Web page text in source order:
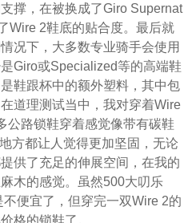
撑，在被换成了Giro Supernat
Wire 2鞋底的贴合度。最后就
况下，大多数专业骑手会使用
Giro或Specialized等的高端鞋
鞋跟杯中的额外塑料，其中包
道理测试当中，我对穿着Wire
公路锁鞋穿着感觉像带有碳鞋
方都让人觉得更加坚固，无论
供了充足的伸展空间，在我的
木的感觉。虽然500大叨乐
不便宜了，但穿完一双Wire 2的
格的锁鞋了。